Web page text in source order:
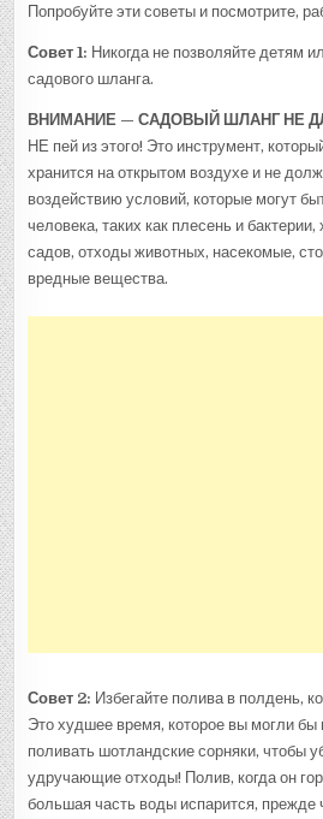
Попробуйте эти советы и посмотрите,
Совет 1: Никогда не позволяйте детям
садового шланга.
ВНИМАНИЕ — САДОВЫЙ ШЛАНГ НЕ
НЕ пей из этого! Это инструмент,
хранится на открытом воздухе и не
воздействию условий, которые могут
человека, таких как плесень и
садов, отходы животных, насекомые,
вредные вещества.
Совет 2: Избегайте полива в полдень,
Это худшее время, которое вы могли бы
поливать шотландские сорняки, чтобы
удручающие отходы! Полив, когда он
большая часть воды испарится, прежде